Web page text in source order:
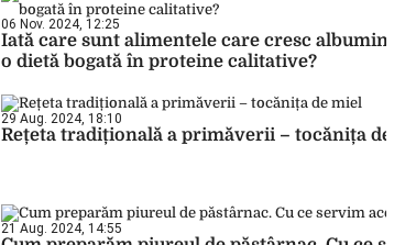
06 Nov. 2024, 12:25
Iată care sunt alimentele care cresc albumina.
o dietă bogată în proteine calitative?
29 Aug. 2024, 18:10
Rețeta tradițională a primăverii – tocănița de
21 Aug. 2024, 14:55